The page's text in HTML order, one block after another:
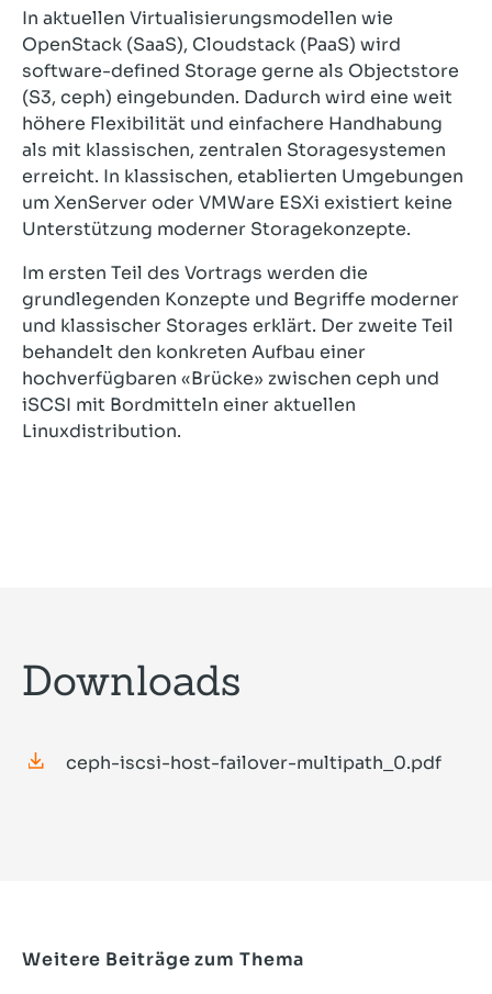
In aktuellen Virtualisierungsmodellen wie
OpenStack (SaaS), Cloudstack (PaaS) wird
software-defined Storage gerne als Objectstore
(S3, ceph) eingebunden. Dadurch wird eine weit
höhere Flexibilität und einfachere Handhabung
als mit klassischen, zentralen Storagesystemen
erreicht. In klassischen, etablierten Umgebungen
um XenServer oder VMWare ESXi existiert keine
Unterstützung moderner Storagekonzepte.
Im ersten Teil des Vortrags werden die
grundlegenden Konzepte und Begriffe moderner
und klassischer Storages erklärt. Der zweite Teil
behandelt den konkreten Aufbau einer
hochverfügbaren «Brücke» zwischen ceph und
iSCSI mit Bordmitteln einer aktuellen
Linuxdistribution.
Downloads
ceph-iscsi-host-failover-multipath_0.pdf
Weitere Beiträge zum Thema